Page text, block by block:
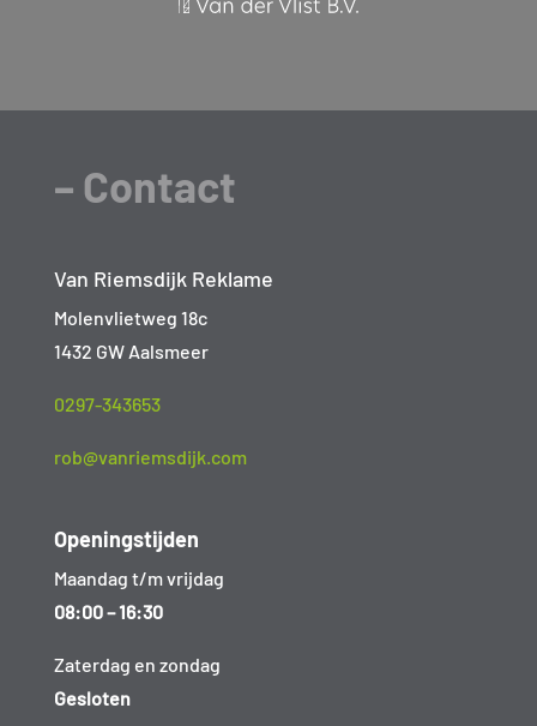
– Contact
Van Riemsdijk Reklame
Molenvlietweg 18c
1432 GW Aalsmeer
0297-343653
rob@vanriemsdijk.com
Openingstijden
Maandag t/m vrijdag
08:00 – 16:30
Zaterdag en zondag
Gesloten